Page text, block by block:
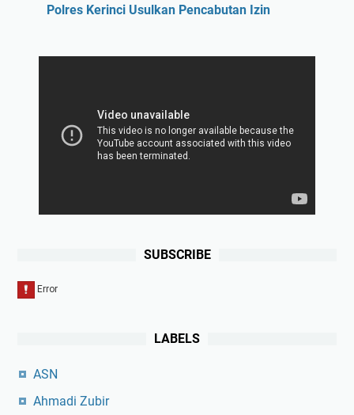
Polres Kerinci Usulkan Pencabutan Izin
SUBSCRIBE
LABELS
ASN
Ahmadi Zubir